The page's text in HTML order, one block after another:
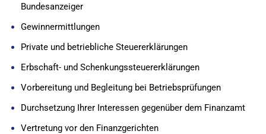
Bundesanzeiger
Gewinnermittlungen
Private und betriebliche Steuererklärungen
Erbschaft- und Schenkungssteuererklärungen
Vorbereitung und Begleitung bei Betriebsprüfungen
Durchsetzung Ihrer Interessen gegenüber dem Finanzamt
Vertretung vor den Finanzgerichten